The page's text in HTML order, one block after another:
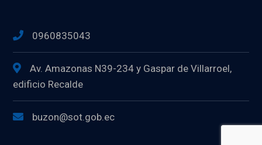
0960835043
Av. Amazonas N39-234 y Gaspar de Villarroel,
edificio Recalde
buzon@sot.gob.ec